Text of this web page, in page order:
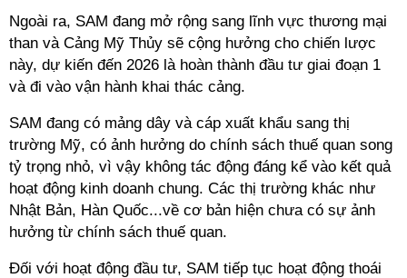
Ngoài ra, SAM đang mở rộng sang lĩnh vực thương mại
than và Cảng Mỹ Thủy sẽ cộng hưởng cho chiến lược
này, dự kiến đến 2026 là hoàn thành đầu tư giai đoạn 1
và đi vào vận hành khai thác cảng.
SAM đang có mảng dây và cáp xuất khẩu sang thị
trường Mỹ, có ảnh hưởng do chính sách thuế quan song
tỷ trọng nhỏ, vì vậy không tác động đáng kể vào kết quả
hoạt động kinh doanh chung. Các thị trường khác như
Nhật Bản, Hàn Quốc...về cơ bản hiện chưa có sự ảnh
hưởng từ chính sách thuế quan.
Đối với hoạt động đầu tư, SAM tiếp tục hoạt động thoái